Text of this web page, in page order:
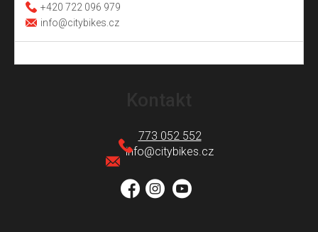
+420 722 096 979
info@citybikes.cz
info@citybikes.cz
773 052 552